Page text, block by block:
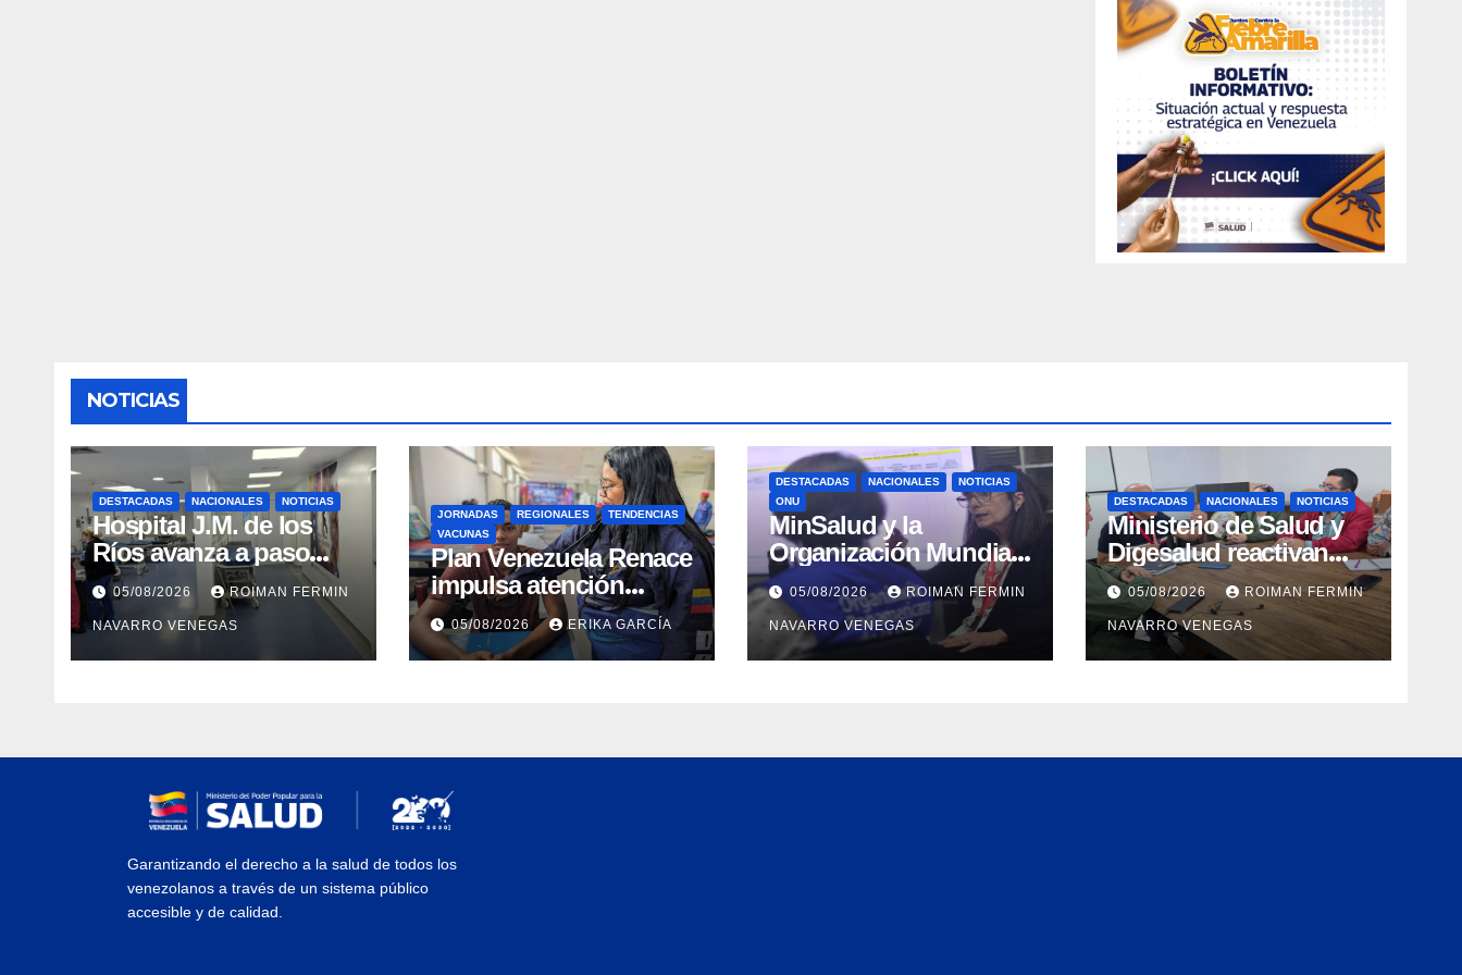
NOTICIAS
DESTACADAS NACIONALES NOTICIAS
Hospital J.M. de los
Ríos avanza a paso
firme en su
recuperación tras los
recientes eventos
sísmicos
05/08/2026 ROIMAN FERMIN
NAVARRO VENEGAS
JORNADAS REGIONALES
TENDENCIAS
VACUNAS
​Plan Venezuela Renace
impulsa atención
integral a refugiados y
evaluación de
vacunación en Aragua
05/08/2026 ERIKA GARCÍA
DESTACADAS NACIONALES
NOTICIAS
ONU
MinSalud y la
Organización Mundial
de la Salud evaluaron
propuesta técnica
integral en materia de
agua saneamiento e
05/08/2026 ROIMAN FERMIN
NAVARRO VENEGAS
DESTACADAS NACIONALES NOTICIAS
Ministerio de Salud y
Digesalud reactivan
lazos para la vigilancia
epidemiológica y el
control de
enfermedades
05/08/2026 ROIMAN FERMIN
NAVARRO VENEGAS
Garantizando el derecho a la salud de todos los
venezolanos a través de un sistema público
accesible y de calidad.